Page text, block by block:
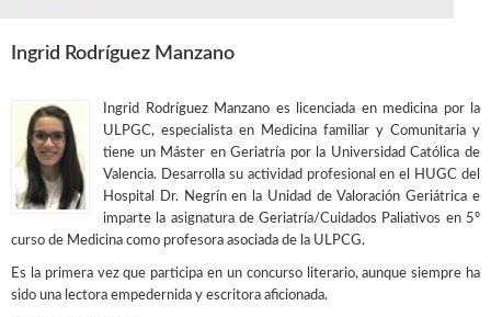
Ingrid Rodríguez Manzano
Ingrid Rodríguez Manzano es licenciada en medicina por la
ULPGC, especialista en Medicina familiar y Comunitaria y
tiene un Máster en Geriatría por la Universidad Católica de
Valencia. Desarrolla su actividad profesional en el HUGC del
Hospital Dr. Negrín en la Unidad de Valoración Geriátrica e
imparte la asignatura de Geriatría/Cuidados Paliativos en 5º
curso de Medicina como profesora asociada de la ULPCG.
Es la primera vez que participa en un concurso literario, aunque siempre ha
sido una lectora empedernida y escritora aficionada.